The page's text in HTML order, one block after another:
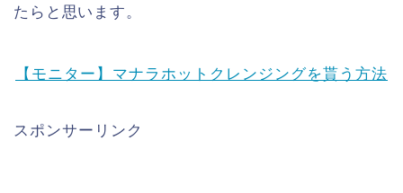
たらと思います。
【モニター】マナラホットクレンジングを貰う方法
スポンサーリンク